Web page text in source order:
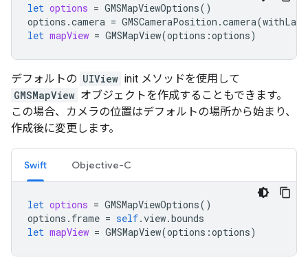
let options = GMSMapViewOptions()
options .camera = GMSCameraPosition .camera(
let mapView = GMSMapView(options :options)
デフォルトの UIView init メソッドを使用して
GMSMapView オブジェクトを作成することもできます。
この場合、カメラの位置はデフォルトの場所から始まり、
作成後に変更します。
Swift Objective-C
let options = GMSMapViewOptions()
options . frame = self.view.bounds
let mapView = GMSMapView(options :options)